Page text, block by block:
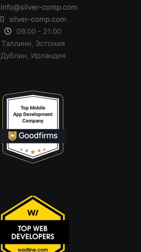
info@silver-comp.com
silver-comp.com
09:00 - 21:00
Таллинн, Эстония
Дублин, Ирландия